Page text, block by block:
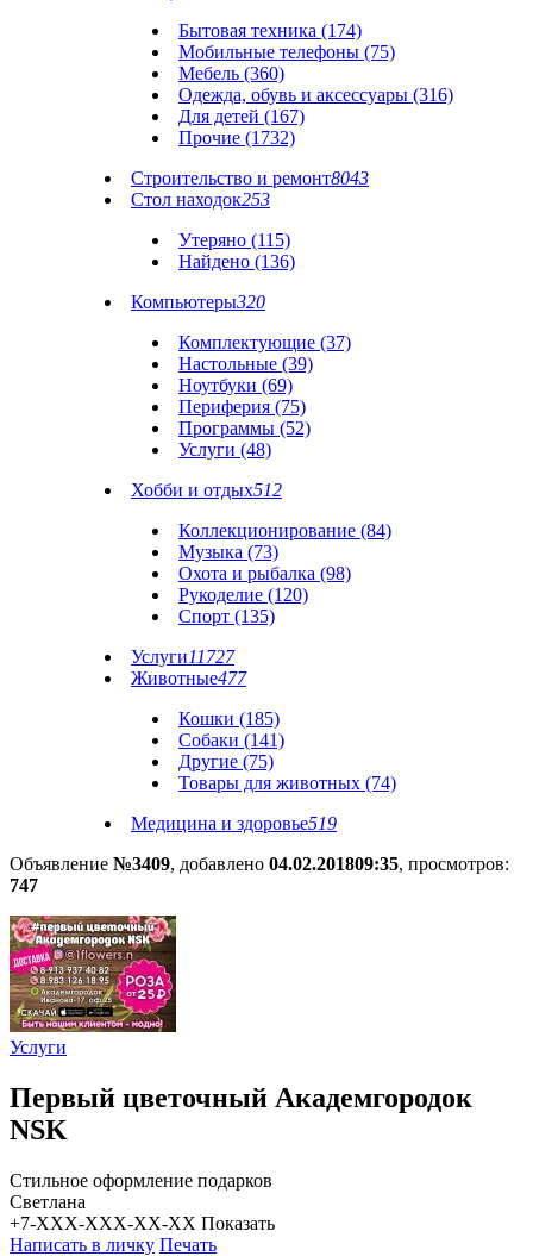
Бытовая техника (174)
Мобильные телефоны (75)
Мебель (360)
Одежда, обувь и аксессуары (316)
Для детей (167)
Прочие (1732)
Строительство и ремонт8043
Стол находок253
Утеряно (115)
Найдено (136)
Компьютеры320
Комплектующие (37)
Настольные (39)
Ноутбуки (69)
Периферия (75)
Программы (52)
Услуги (48)
Хобби и отдых512
Коллекционирование (84)
Музыка (73)
Охота и рыбалка (98)
Рукоделие (120)
Спорт (135)
Услуги11727
Животные477
Кошки (185)
Собаки (141)
Другие (75)
Товары для животных (74)
Медицина и здоровье519
Объявление №3409, добавлено 04.02.201809:35, просмотров:
747
Услуги
Первый цветочный Академгородок
NSK
Стильное оформление подарков
Светлана
+7-XXX-XXX-XX-XX Показать
Написать в личку Печать